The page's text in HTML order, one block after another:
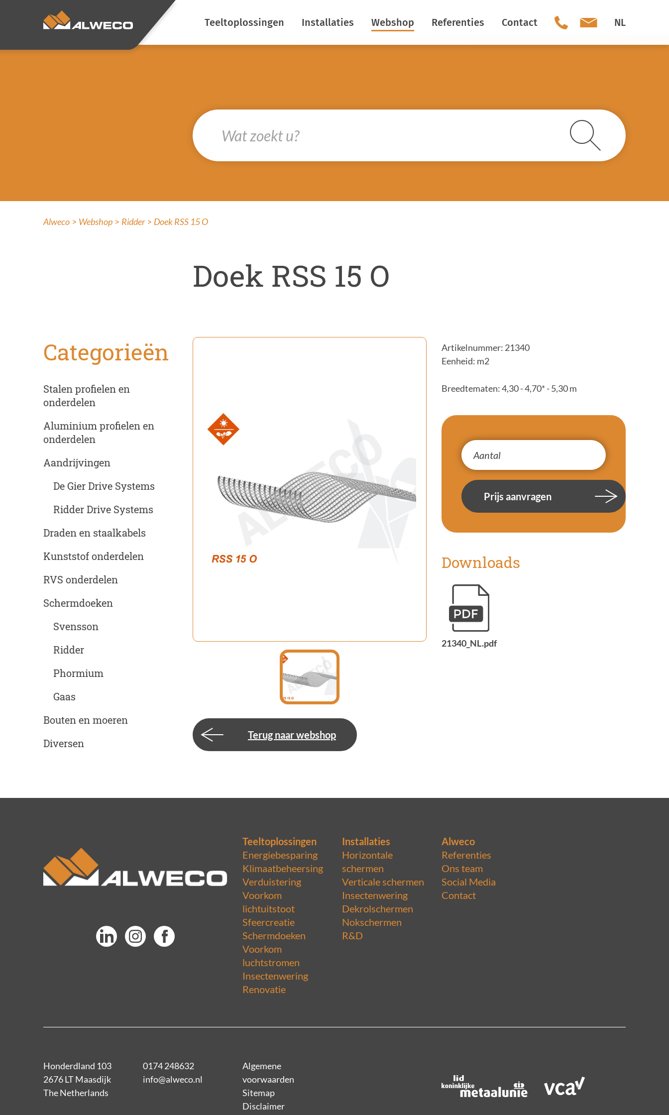
Teeltoplossingen
Verduistering
Voorkom lichtuitstoot
Insectenwering
Installaties
Insectenwering
Webshop Referenties Contact
Vacatures
NL
Alweco Webshop Ridder Doek RSS 15 O
Doek RSS 15 O
Categorieën
Stalen profielen en
onderdelen
Aluminium profielen en
onderdelen
Aandrijvingen
De Gier Drive Systems
Ridder Drive Systems
Draden en staalkabels
Kunststof onderdelen
RVS onderdelen
Schermdoeken
Svensson
Ridder
Phormium
Gaas
Bouten en moeren
Diversen
Terug naar webshop
Artikelnummer: 21340
Eenheid: m2
Breedtematen: 4,30 - 4,70* - 5,30 m
Prijs aanvragen
Downloads
21340_NL.pdf
Teeltoplossingen
Energiebesparing
Klimaatbeheersing
Verduistering
Voorkom
lichtuitstoot
Sfeercreatie
Schermdoeken
Voorkom
luchtstromen
Insectenwering
Renovatie
Installaties
Horizontale
schermen
Verticale schermen
Insectenwering
Dekrolschermen
Nokschermen
R&D
Alweco
Referenties
Ons team
Social Media
Contact
Honderdland 103
2676 LT Maasdijk
The Netherlands
0174 248632
info@alweco.nl
Algemene
voorwaarden
Sitemap
Disclaimer